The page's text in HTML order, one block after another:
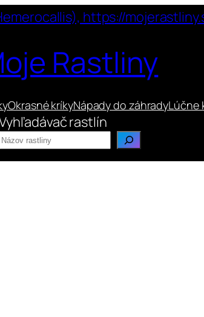
Rastliny
Okrasné kríkyNápady do záhradyLúčne
rastlín